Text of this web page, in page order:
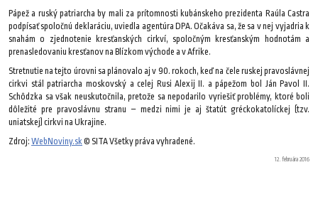
Pápež a ruský patriarcha by mali za prítomnosti kubánskeho prezidenta Raúla Castra
podpísať spoločnú deklaráciu, uviedla agentúra DPA. Očakáva sa, že sa v nej vyjadria k
snahám o zjednotenie kresťanských cirkví, spoločným kresťanským hodnotám a
prenasledovaniu kresťanov na Blízkom východe a v Afrike.
Stretnutie na tejto úrovni sa plánovalo aj v 90. rokoch, keď na čele ruskej pravoslávnej
cirkvi stál patriarcha moskovský a celej Rusi Alexij II. a pápežom bol Ján Pavol II.
Schôdzka sa však neuskutočnila, pretože sa nepodarilo vyriešiť problémy, ktoré boli
dôležité pre pravoslávnu stranu – medzi nimi je aj štatút gréckokatolíckej (tzv.
uniatskej) cirkvi na Ukrajine.
Zdroj: WebNoviny.sk© SITA Všetky práva vyhradené.
12. februára 2016